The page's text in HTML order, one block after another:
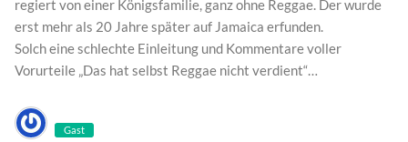
regiert von einer Königsfamilie, ganz ohne Reggae. Der wurde
erst mehr als 20 Jahre später auf Jamaica erfunden.
Solch eine schlechte Einleitung und Kommentare voller
Vorurteile „Das hat selbst Reggae nicht verdient“…
Gast